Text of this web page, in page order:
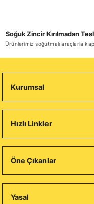
Soğuk Zincir Kırılmadan
Ürünlerimiz soğutmalı araçlarla
Kurumsal
Hızlı Linkler
Öne Çıkanlar
Yasal